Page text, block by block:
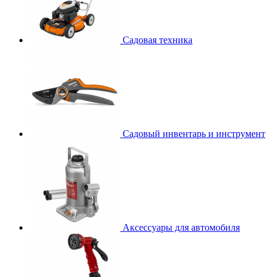
Садовая техника
Садовый инвентарь и инструмент
Аксессуары для автомобиля